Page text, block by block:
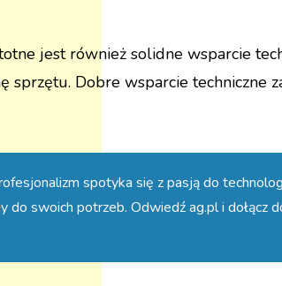
jest również solidne wsparcie
Dobre wsparcie techniczne
spotyka się z pasją do
do swoich potrzeb. Odwiedźag.pli dołącz